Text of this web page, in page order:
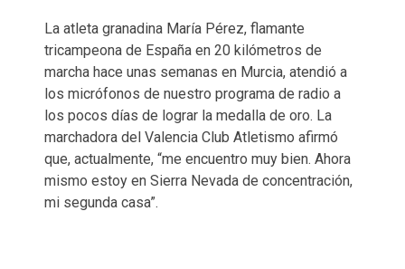
La atleta granadina María Pérez, flamante
tricampeona de España en 20 kilómetros de
marcha hace unas semanas en Murcia, atendió a
los micrófonos de nuestro programa de radio a
los pocos días de lograr la medalla de oro. La
marchadora del Valencia Club Atletismo afirmó
que, actualmente, “me encuentro muy bien. Ahora
mismo estoy en Sierra Nevada de concentración,
mi segunda casa”.